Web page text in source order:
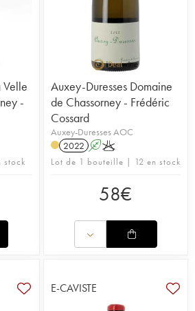
Velle
-
stock
Auxey-Duresses Domaine
de Chassorney - Frédéric
Cossard
Auxey-Duresses AOC
2022 AK
Lot de 1 bouteille | 12 en stock
58€
E-CAVISTE